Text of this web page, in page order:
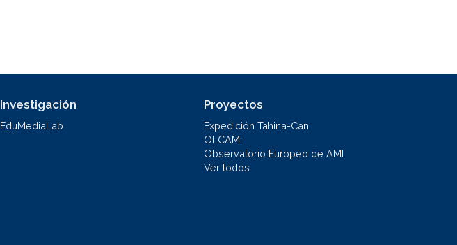
Investigación
EduMediaLab
Proyectos
Expedición Tahina-Can
OLCAMI
Observatorio Europeo de AMI
Ver todos